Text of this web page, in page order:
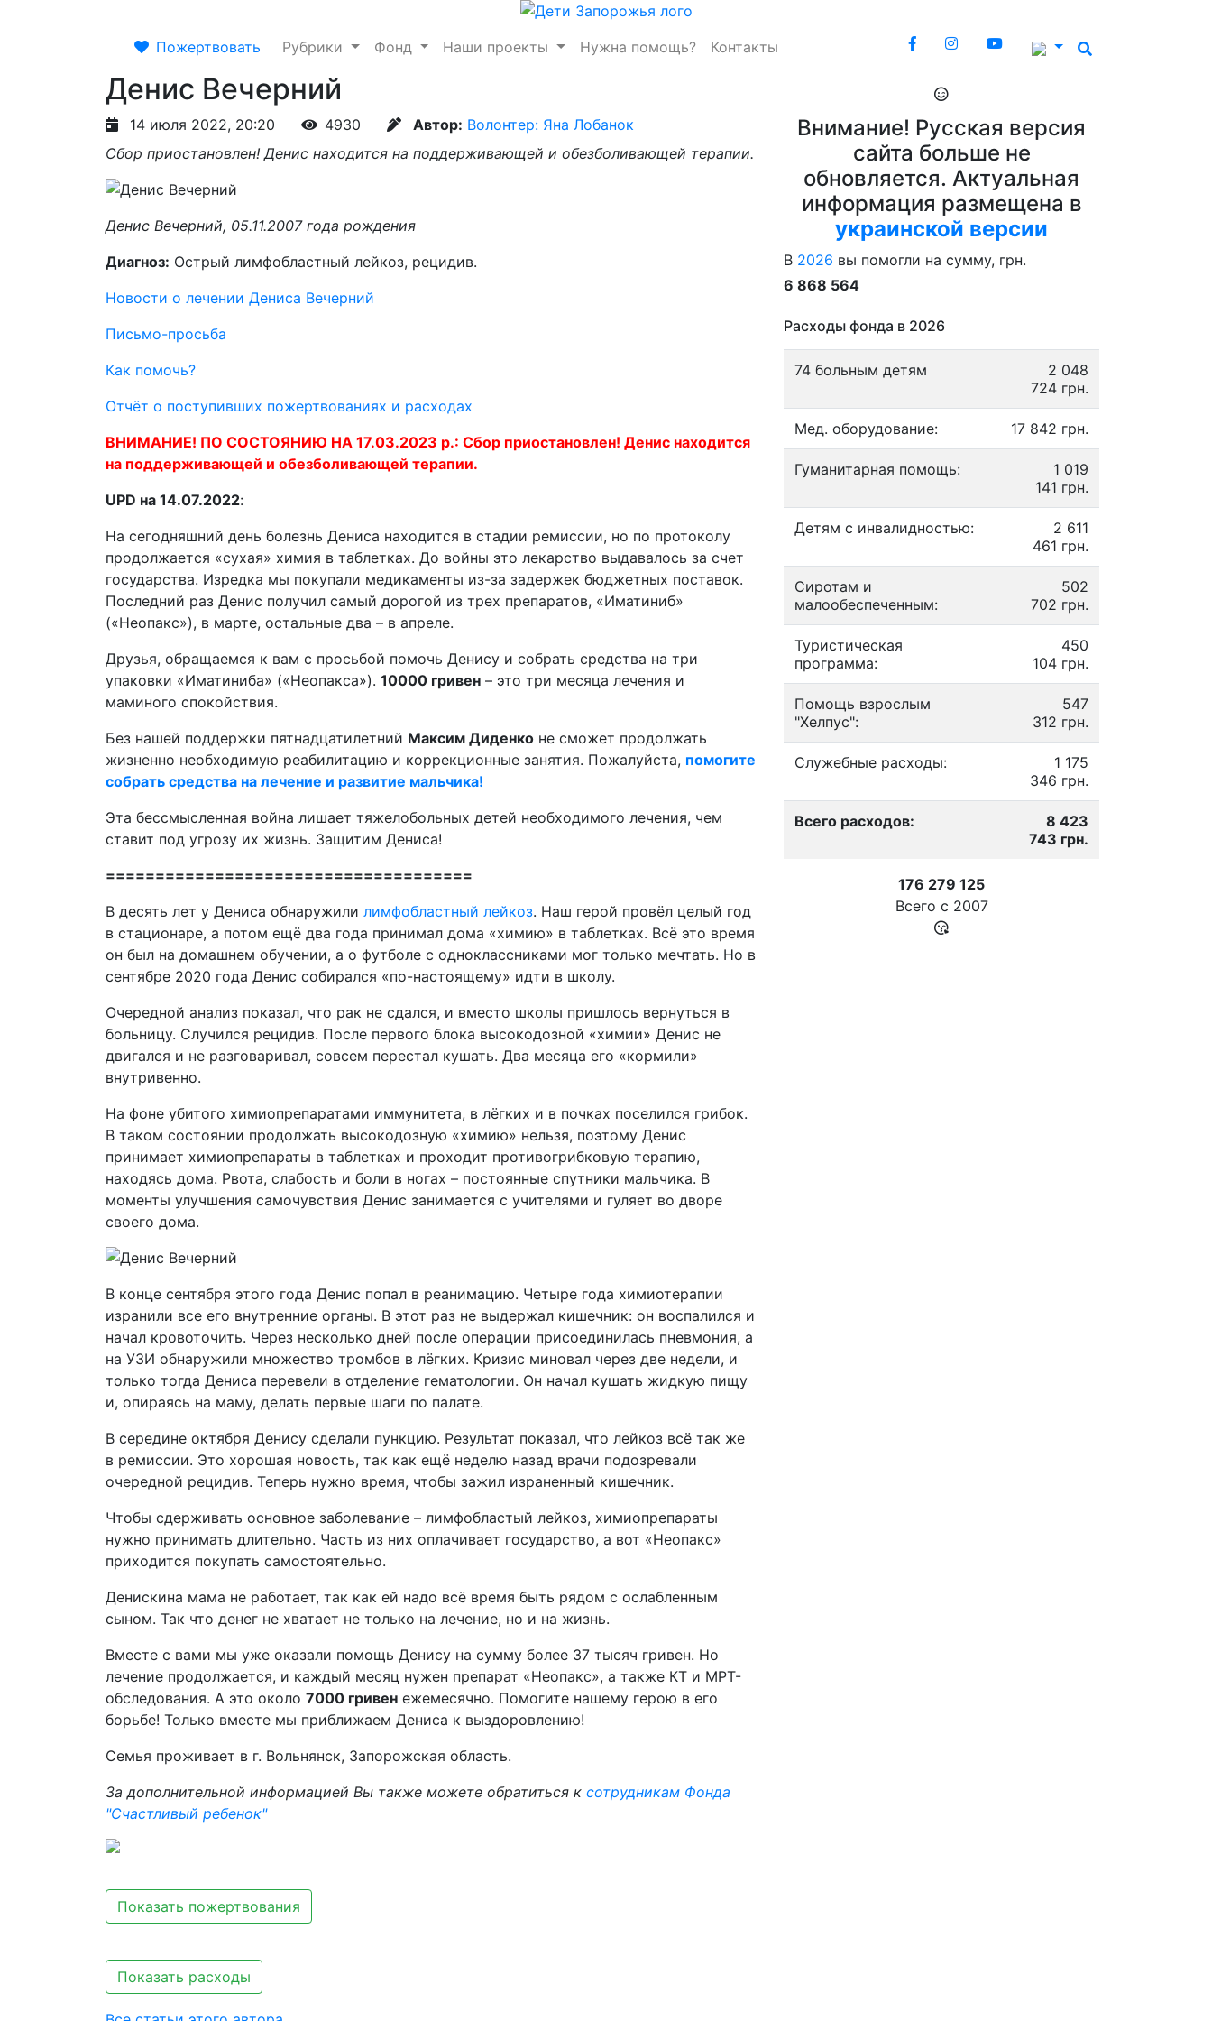
Пожертвовать Рубрики Фонд Наши проекты Нужна помощь? Контакты
Денис Вечерний
14 июля 2022, 20:20 4930 Автор: Волонтер: Яна Лобанок
Сбор приостановлен! Денис находится на поддерживающей и обезболивающей терапии.
Денис Вечерний, 05.11.2007 года рождения
Диагноз: Острый лимфобластный лейкоз, рецидив.
Новости о лечении Дениса Вечерний
Письмо-просьба
Как помочь?
Отчёт о поступивших пожертвованиях и расходах
ВНИМАНИЕ! ПО СОСТОЯНИЮ НА 17.03.2023 р.: Сбор приостановлен! Денис находится
на поддерживающей и обезболивающей терапии.
UPD на 14.07.2022:
На сегодняшний день болезнь Дениса находится в стадии ремиссии, но по протоколу
продолжается «сухая» химия в таблетках. До войны это лекарство выдавалось за счет
государства. Изредка мы покупали медикаменты из-за задержек бюджетных поставок.
Последний раз Денис получил самый дорогой из трех препаратов, «Иматиниб»
(«Неопакс»), в марте, остальные два – в апреле.
Друзья, обращаемся к вам с просьбой помочь Денису и собрать средства на три
упаковки «Иматиниба» («Неопакса»). 10000 гривен – это три месяца лечения и
маминого спокойствия.
Без нашей поддержки пятнадцатилетний Максим Диденко не сможет продолжать
жизненно необходимую реабилитацию и коррекционные занятия. Пожалуйста, помогите
собрать средства на лечение и развитие мальчика!
Эта бессмысленная война лишает тяжелобольных детей необходимого лечения, чем
ставит под угрозу их жизнь. Защитим Дениса!
=====================================
В десять лет у Дениса обнаружили лимфобластный лейкоз. Наш герой провёл целый год
в стационаре, а потом ещё два года принимал дома «химию» в таблетках. Всё это время
он был на домашнем обучении, а о футболе с одноклассниками мог только мечтать. Но в
сентябре 2020 года Денис собирался «по-настоящему» идти в школу.
Очередной анализ показал, что рак не сдался, и вместо школы пришлось вернуться в
больницу. Случился рецидив. После первого блока высокодозной «химии» Денис не
двигался и не разговаривал, совсем перестал кушать. Два месяца его «кормили»
внутривенно.
На фоне убитого химиопрепаратами иммунитета, в лёгких и в почках поселился грибок.
В таком состоянии продолжать высокодозную «химию» нельзя, поэтому Денис
принимает химиопрепараты в таблетках и проходит противогрибковую терапию,
находясь дома. Рвота, слабость и боли в ногах – постоянные спутники мальчика. В
моменты улучшения самочувствия Денис занимается с учителями и гуляет во дворе
своего дома.
В конце сентября этого года Денис попал в реанимацию. Четыре года химиотерапии
изранили все его внутренние органы. В этот раз не выдержал кишечник: он воспалился и
начал кровоточить. Через несколько дней после операции присоединилась пневмония, а
на УЗИ обнаружили множество тромбов в лёгких. Кризис миновал через две недели, и
только тогда Дениса перевели в отделение гематологии. Он начал кушать жидкую пищу
и, опираясь на маму, делать первые шаги по палате.
В середине октября Денису сделали пункцию. Результат показал, что лейкоз всё так же
в ремиссии. Это хорошая новость, так как ещё неделю назад врачи подозревали
очередной рецидив. Теперь нужно время, чтобы зажил израненный кишечник.
Чтобы сдерживать основное заболевание – лимфобластый лейкоз, химиопрепараты
нужно принимать длительно. Часть из них оплачивает государство, а вот «Неопакс»
приходится покупать самостоятельно.
Денискина мама не работает, так как ей надо всё время быть рядом с ослабленным
сыном. Так что денег не хватает не только на лечение, но и на жизнь.
Вместе с вами мы уже оказали помощь Денису на сумму более 37 тысяч гривен. Но
лечение продолжается, и каждый месяц нужен препарат «Неопакс», а также КТ и МРТ-
обследования. А это около 7000 гривен ежемесячно. Помогите нашему герою в его
борьбе! Только вместе мы приближаем Дениса к выздоровлению!
Семья проживает в г. Вольнянск, Запорожская область.
За дополнительной информацией Вы также можете обратиться к сотрудникам Фонда
"Счастливый ребенок"
Показать пожертвования
Показать расходы
Внимание! Русская версия
сайта больше не
обновляется. Актуальная
информация размещена в
украинской версии
В 2026 вы помогли на сумму, грн.
6 868 564
Расходы фонда в 2026
74 больным детям
2 048
724 грн.
Мед. оборудование: 17 842 грн.
Гуманитарная помощь:
1 019
141 грн.
Детям с инвалидностью:
2 611
461 грн.
Сиротам и
малообеспеченным:
502
702 грн.
Туристическая
программа:
450
104 грн.
Помощь взрослым
"Хелпус":
547
312 грн.
Служебные расходы:
1 175
346 грн.
Всего расходов:
8 423
743 грн.
176 279 125
Всего с 2007